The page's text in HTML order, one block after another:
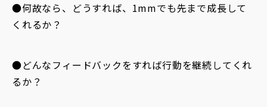
●何故なら、どうすれば、1mmでも先まで成長して
くれるか？
●どんなフィードバックをすれば行動を継続してくれ
るか？